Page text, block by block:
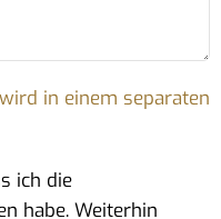
in einem separaten
ich die
habe. Weiterhin